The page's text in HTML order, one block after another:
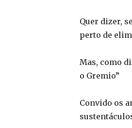
Quer dizer,
perto de
Mas, como
o Gremio”
Convido os